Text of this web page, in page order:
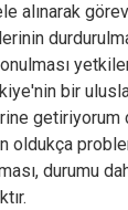
alınarak
bir
getiriyorum
oldukça
durumu